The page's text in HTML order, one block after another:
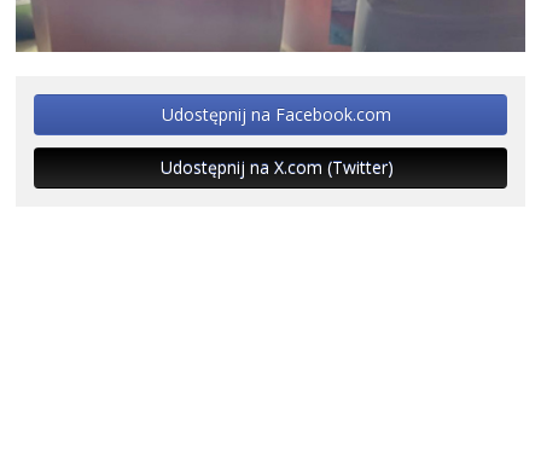
Udostępnij na Facebook.com
Udostępnij na X.com (Twitter)